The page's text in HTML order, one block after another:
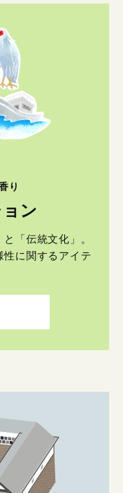
り
ン
「伝統文化」。
性に関するアイテ